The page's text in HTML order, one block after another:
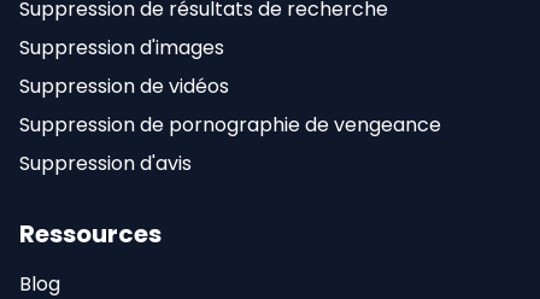
Suppression de résultats de recherche
Suppression d'images
Suppression de vidéos
Suppression de pornographie de vengeance
Suppression d'avis
Ressources
Blog